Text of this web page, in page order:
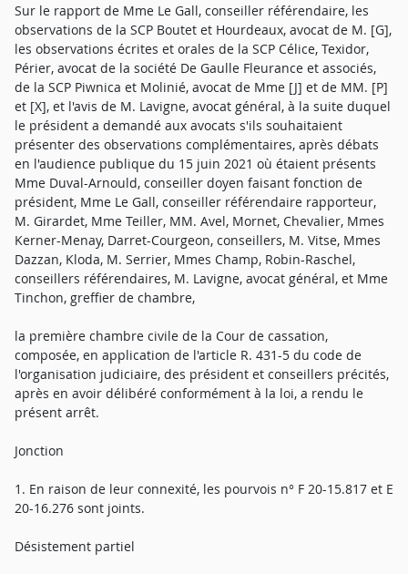
Sur le rapport de Mme Le Gall, conseiller référendaire, les
observations de la SCP Boutet et Hourdeaux, avocat de M. [G],
les observations écrites et orales de la SCP Célice, Texidor,
Périer, avocat de la société De Gaulle Fleurance et associés,
de la SCP Piwnica et Molinié, avocat de Mme [J] et de MM. [P]
et [X], et l'avis de M. Lavigne, avocat général, à la suite duquel
le président a demandé aux avocats s'ils souhaitaient
présenter des observations complémentaires, après débats
en l'audience publique du 15 juin 2021 où étaient présents
Mme Duval-Arnould, conseiller doyen faisant fonction de
président, Mme Le Gall, conseiller référendaire rapporteur,
M. Girardet, Mme Teiller, MM. Avel, Mornet, Chevalier, Mmes
Kerner-Menay, Darret-Courgeon, conseillers, M. Vitse, Mmes
Dazzan, Kloda, M. Serrier, Mmes Champ, Robin-Raschel,
conseillers référendaires, M. Lavigne, avocat général, et Mme
Tinchon, greffier de chambre,
la première chambre civile de la Cour de cassation,
composée, en application de l'article R. 431-5 du code de
l'organisation judiciaire, des président et conseillers précités,
après en avoir délibéré conformément à la loi, a rendu le
présent arrêt.
Jonction
1. En raison de leur connexité, les pourvois n° F 20-15.817 et E
20-16.276 sont joints.
Désistement partiel